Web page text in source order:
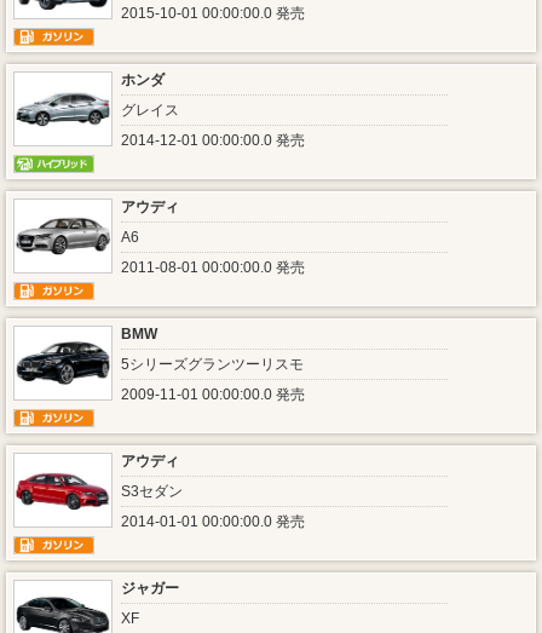
2015-10-01 00:00:00.0 発売
ホンダ
グレイス
2014-12-01 00:00:00.0 発売
アウディ
A6
2011-08-01 00:00:00.0 発売
BMW
5シリーズグランツーリスモ
2009-11-01 00:00:00.0 発売
アウディ
S3セダン
2014-01-01 00:00:00.0 発売
ジャガー
XF